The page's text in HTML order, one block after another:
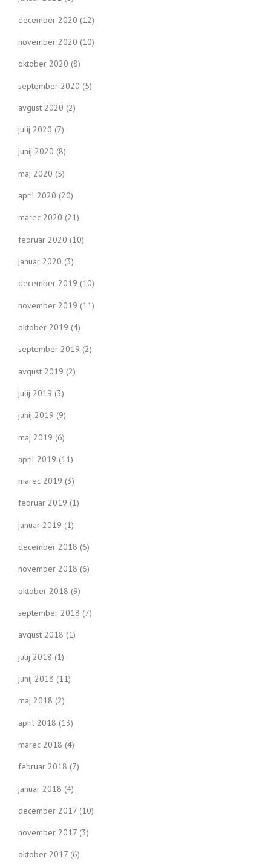
december 2020 (12)
november 2020 (10)
oktober 2020 (8)
september 2020 (5)
avgust 2020 (2)
julij 2020 (7)
junij 2020 (8)
maj 2020 (5)
april 2020 (20)
marec 2020 (21)
februar 2020 (10)
januar 2020 (3)
december 2019 (10)
november 2019 (11)
oktober 2019 (4)
september 2019 (2)
avgust 2019 (2)
julij 2019 (3)
junij 2019 (9)
maj 2019 (6)
april 2019 (11)
marec 2019 (3)
februar 2019 (1)
januar 2019 (1)
december 2018 (6)
november 2018 (6)
oktober 2018 (9)
september 2018 (7)
avgust 2018 (1)
julij 2018 (1)
junij 2018 (11)
maj 2018 (2)
april 2018 (13)
marec 2018 (4)
februar 2018 (7)
januar 2018 (4)
december 2017 (10)
november 2017 (3)
oktober 2017 (6)